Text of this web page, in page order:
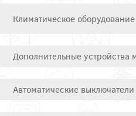
Климатическое оборудование
Дополнительные устройства
Автоматические выключатели